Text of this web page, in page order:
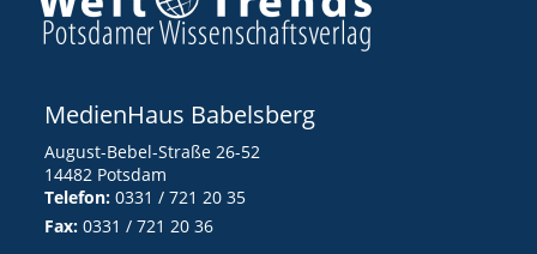
MedienHaus Babelsberg
August-Bebel-Straße 26-52
14482 Potsdam
Telefon: 0331 / 721 20 35
Fax: 0331 / 721 20 36